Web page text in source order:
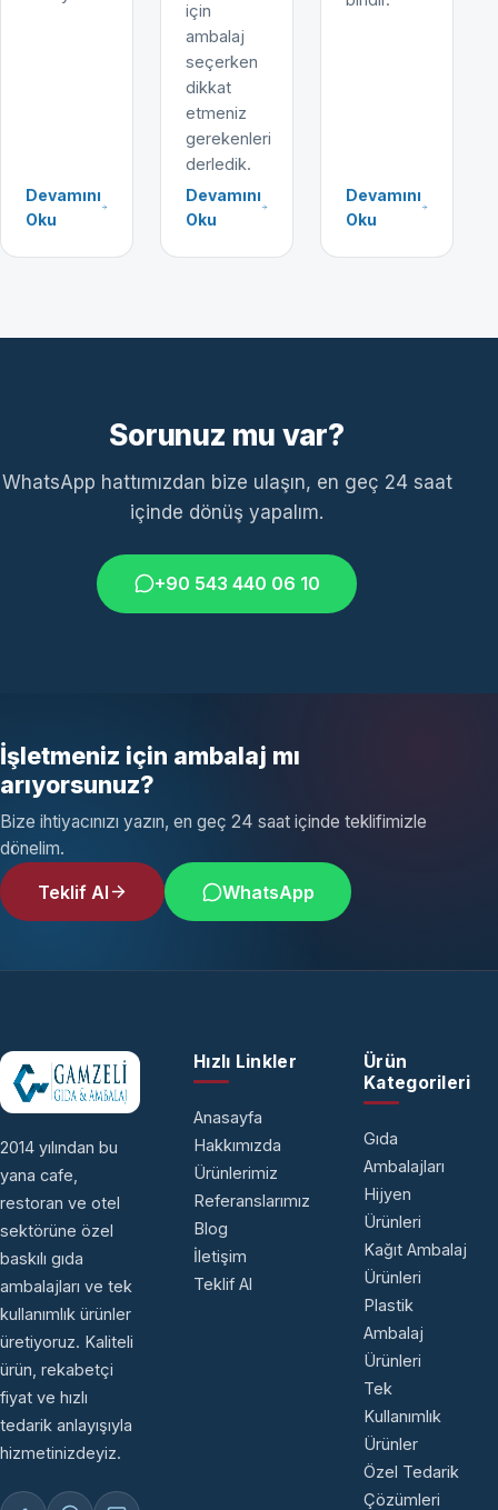
Devamını
Oku
için
ambalaj
seçerken
dikkat
etmeniz
gerekenleri
derledik.
Devamını
Oku
Devamını
Oku
Sorunuz mu var?
WhatsApp hattımızdan bize ulaşın, en geç 24 saat
içinde dönüş yapalım.
+90 543 440 06 10
İşletmeniz için ambalaj mı
arıyorsunuz?
Bize ihtiyacınızı yazın, en geç 24 saat içinde teklifimizle
dönelim.
Teklif Al WhatsApp
2014 yılından bu
yana cafe,
restoran ve otel
sektörüne özel
baskılı gıda
ambalajları ve tek
kullanımlık ürünler
üretiyoruz. Kaliteli
ürün, rekabetçi
fiyat ve hızlı
tedarik anlayışıyla
hizmetinizdeyiz.
Hızlı Linkler
Anasayfa
Hakkımızda
Ürünlerimiz
Referanslarımız
Blog
İletişim
Teklif Al
Ürün
Kategorileri
Gıda
Ambalajları
Hijyen
Ürünleri
Kağıt Ambalaj
Ürünleri
Plastik
Ambalaj
Ürünleri
Tek
Kullanımlık
Ürünler
Özel Tedarik
Çözümleri